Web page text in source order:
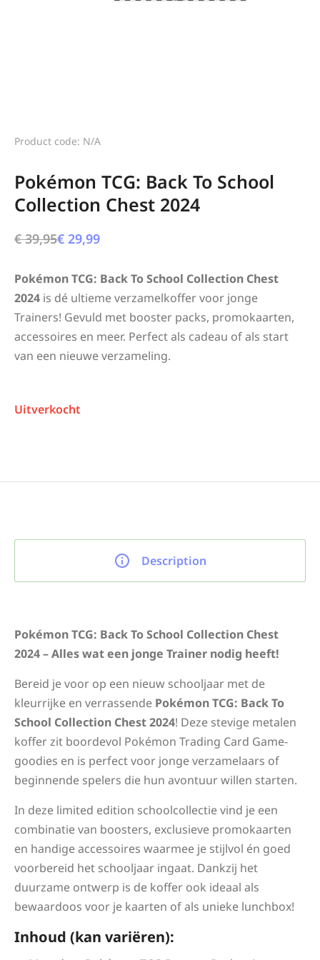
Product code: N/A
Pokémon TCG: Back To School
Collection Chest 2024
€39,95€ 29,99
Pokémon TCG: Back To School Collection Chest
2024 is dé ultieme verzamelkoffer voor jonge
Trainers! Gevuld met booster packs, promokaarten,
accessoires en meer. Perfect als cadeau of als start
van een nieuwe verzameling.
Uitverkocht
Description
Pokémon TCG: Back To School Collection Chest
2024 – Alles wat een jonge Trainer nodig heeft!
Bereid je voor op een nieuw schooljaar met de
kleurrijke en verrassende Pokémon TCG: Back To
School Collection Chest 2024! Deze stevige metalen
koffer zit boordevol Pokémon Trading Card Game-
goodies en is perfect voor jonge verzamelaars of
beginnende spelers die hun avontuur willen starten.
In deze limited edition schoolcollectie vind je een
combinatie van boosters, exclusieve promokaarten
en handige accessoires waarmee je stijlvol én goed
voorbereid het schooljaar ingaat. Dankzij het
duurzame ontwerp is de koffer ook ideaal als
bewaardoos voor je kaarten of als unieke lunchbox!
Inhoud (kan variëren):